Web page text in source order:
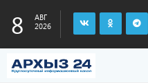
8
АВГ
2026